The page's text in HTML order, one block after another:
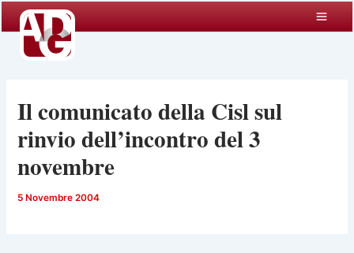
contenuto
Il comunicato della Cisl sul
rinvio dell’incontro del 3
novembre
5 Novembre 2004